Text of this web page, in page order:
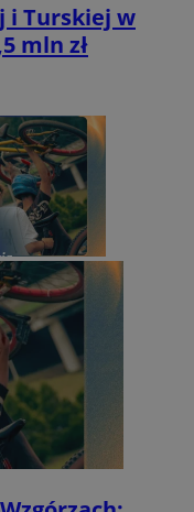
i Turskiej w
mln zł